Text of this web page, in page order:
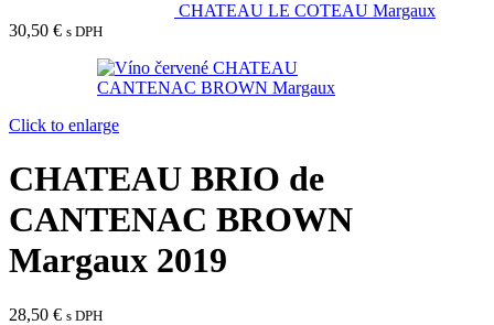
CHATEAU LE COTEAU Margaux
30,50 € s DPH
Click to enlarge
CHATEAU BRIO de
CANTENAC BROWN
Margaux 2019
28,50 € s DPH